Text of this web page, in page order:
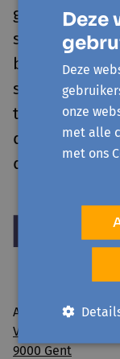
streeft hij
scherpe
tot een
debat over
democratie
Avansa regio Gent
Visserij 106/1
9000 Gent
Deze
Deze
onze
met alle
met ons